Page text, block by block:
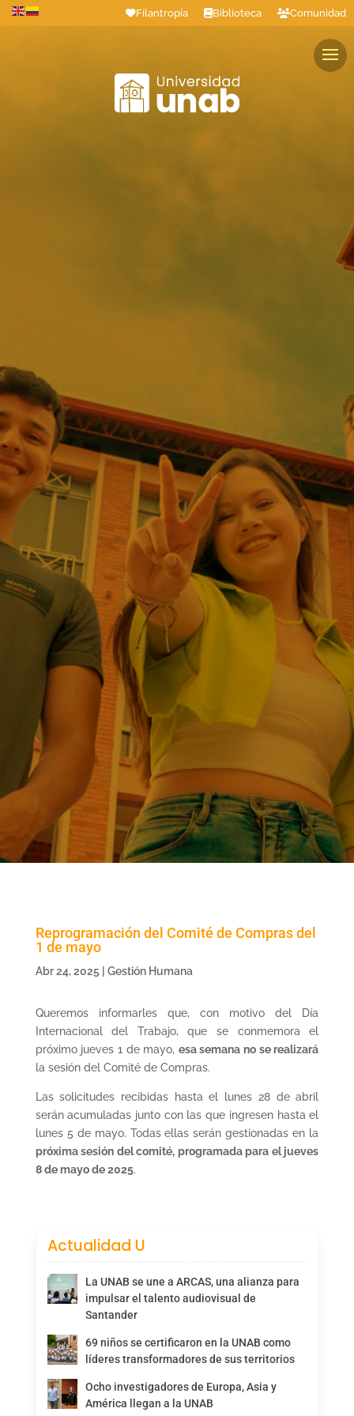
Filantropía Biblioteca Comunidad
Estudiantes Profesores Colaboradores Graduados
Reprogramación del Comité de Compras del
1 de mayo
Abr 24, 2025| Gestión Humana
Queremos informarles que, con motivo del Día
Internacional del Trabajo, que se conmemora el
próximo jueves 1 de mayo, esa semana no se realizará
la sesión del Comité de Compras.
Las solicitudes recibidas hasta el lunes 28 de abril
serán acumuladas junto con las que ingresen hasta el
lunes 5 de mayo. Todas ellas serán gestionadas en la
próxima sesión del comité, programada para el jueves
8 de mayo de 2025.
Actualidad U
La UNAB se une a ARCAS, una alianza para
impulsar el talento audiovisual de
Santander
69 niños se certificaron en la UNAB como
líderes transformadores de sus territorios
Ocho investigadores de Europa, Asia y
América llegan a la UNAB